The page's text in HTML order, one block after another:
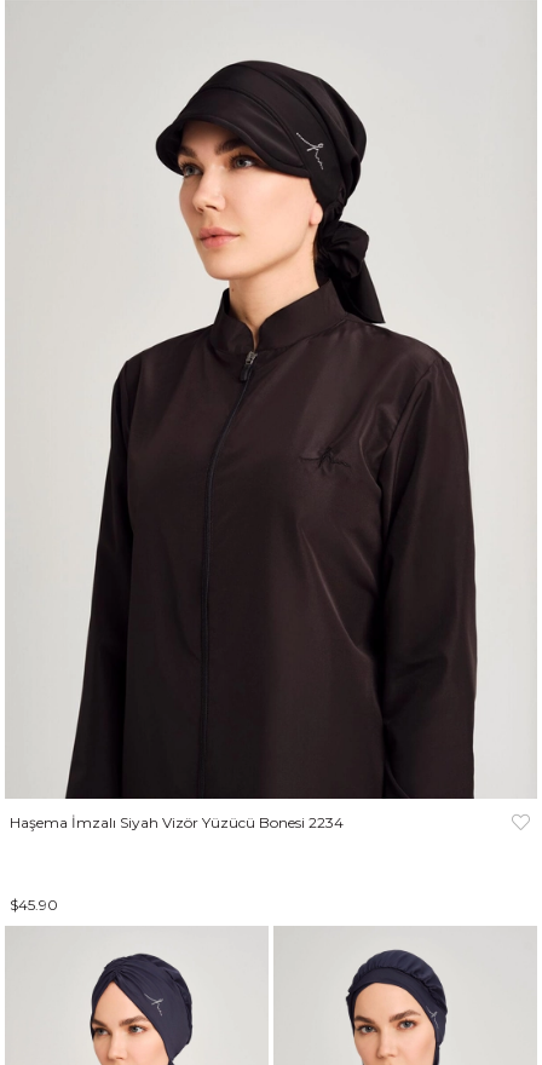
Haşema İmzalı Siyah Vizör Yüzücü Bonesi 2234
$45.90